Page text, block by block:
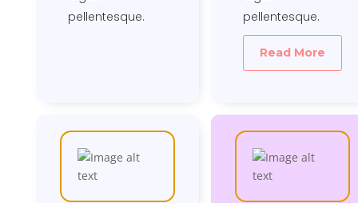
pellentesque.
pellentesque.
Read More